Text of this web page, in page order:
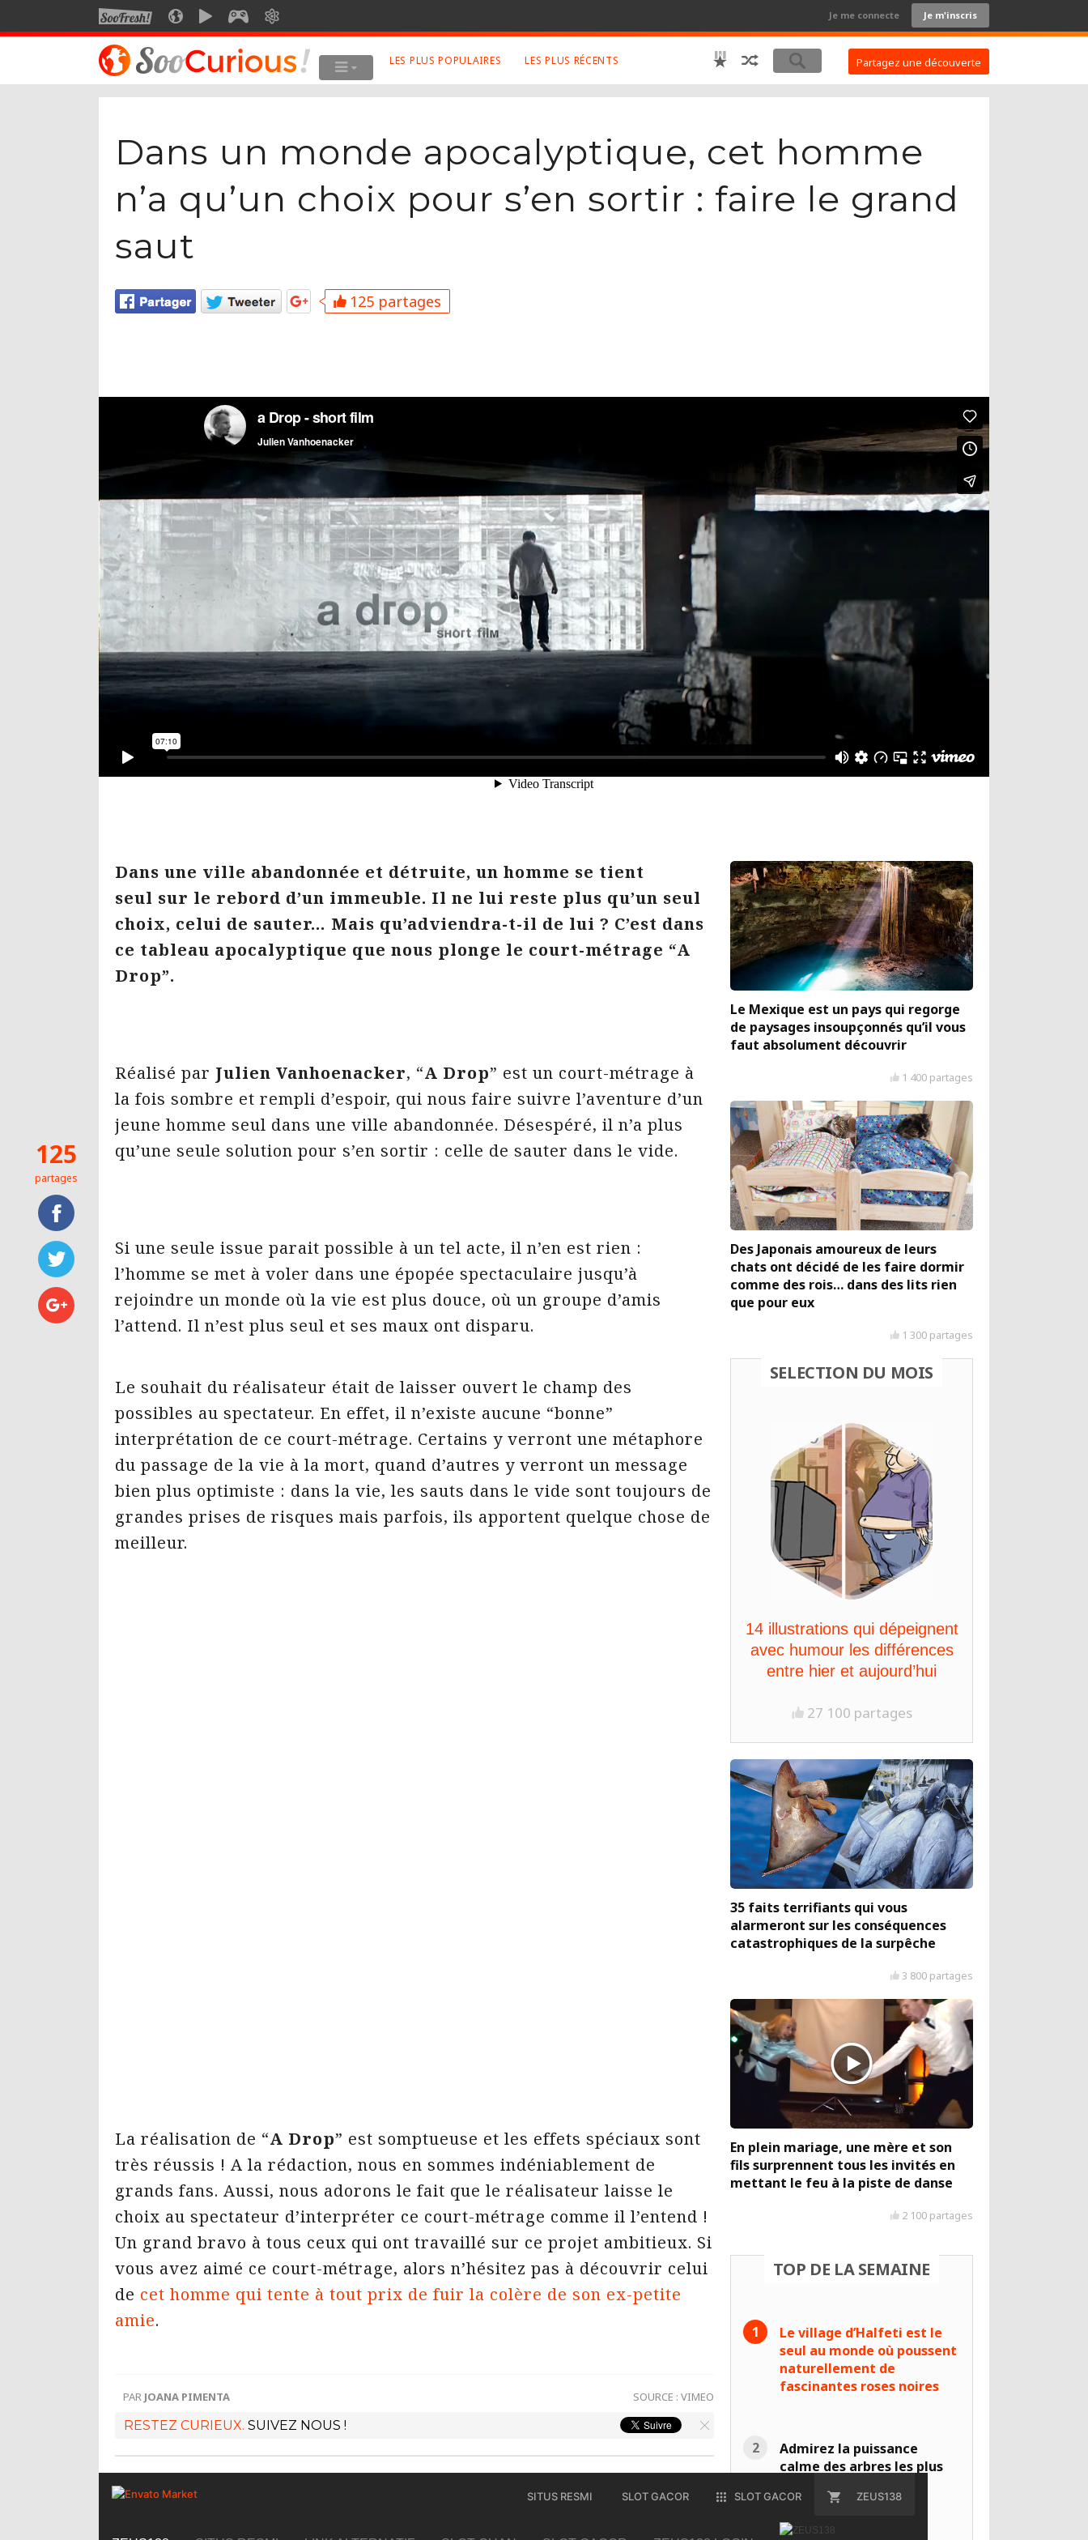
SOOFRESHSOOCURIOUSSOOMOTIONSOOGEEK Je me connecte Je m'inscris
Voyage
Style de vie
Art
Robot
Twitter
Mentions Légales
LES PLUS POPULAIRES LES PLUS RÉCENTS Partagez une découverte
Dans un monde apocalyptique, cet homme
n’a qu’un choix pour s’en sortir : faire le grand
saut
125 partages
Dans une ville abandonnée et détruite, un homme se tient
seul sur le rebord d’un immeuble. Il ne lui reste plus qu’un seul
choix, celui de sauter… Mais qu’adviendra-t-il de lui ? C’est dans
ce tableau apocalyptique que nous plonge le court-métrage “A
Drop”.
Réalisé par Julien Vanhoenacker, “A Drop” est un court-métrage à
la fois sombre et rempli d’espoir, qui nous faire suivre l’aventure d’un
jeune homme seul dans une ville abandonnée. Désespéré, il n’a plus
qu’une seule solution pour s’en sortir : celle de sauter dans le vide.
Si une seule issue parait possible à un tel acte, il n’en est rien :
l’homme se met à voler dans une épopée spectaculaire jusqu’à
rejoindre un monde où la vie est plus douce, où un groupe d’amis
l’attend. Il n’est plus seul et ses maux ont disparu.
Le souhait du réalisateur était de laisser ouvert le champ des
possibles au spectateur. En effet, il n’existe aucune “bonne”
interprétation de ce court-métrage. Certains y verront une métaphore
du passage de la vie à la mort, quand d’autres y verront un message
bien plus optimiste : dans la vie, les sauts dans le vide sont toujours de
grandes prises de risques mais parfois, ils apportent quelque chose de
meilleur.
La réalisation de “A Drop” est somptueuse et les effets spéciaux sont
très réussis ! A la rédaction, nous en sommes indéniablement de
grands fans. Aussi, nous adorons le fait que le réalisateur laisse le
choix au spectateur d’interpréter ce court-métrage comme il l’entend !
Un grand bravo à tous ceux qui ont travaillé sur ce projet ambitieux. Si
vous avez aimé ce court-métrage, alors n’hésitez pas à découvrir celui
de cet homme qui tente à tout prix de fuir la colère de son ex-petite
amie.
SOURCE : VIMEO
PAR JOANA PIMENTA
RESTEZ CURIEUX. SUIVEZ NOUS !
SITUS RESMI SLOT GACOR SLOT GACOR ZEUS138
Le Mexique est un pays qui regorge
de paysages insoupçonnés qu’il vous
faut absolument découvrir
1 400 partages
Des Japonais amoureux de leurs
chats ont décidé de les faire dormir
comme des rois… dans des lits rien
que pour eux
1 300 partages
SELECTION DU MOIS
14 illustrations qui dépeignent
avec humour les différences
entre hier et aujourd’hui
27 100 partages
35 faits terrifiants qui vous
alarmeront sur les conséquences
catastrophiques de la surpêche
3 800 partages
En plein mariage, une mère et son
fils surprennent tous les invités en
mettant le feu à la piste de danse
2 100 partages
TOP DE LA SEMAINE
Le village d’Halfeti est le
seul au monde où poussent
naturellement de
fascinantes roses noires
Admirez la puissance
calme des arbres les plus
125
partages